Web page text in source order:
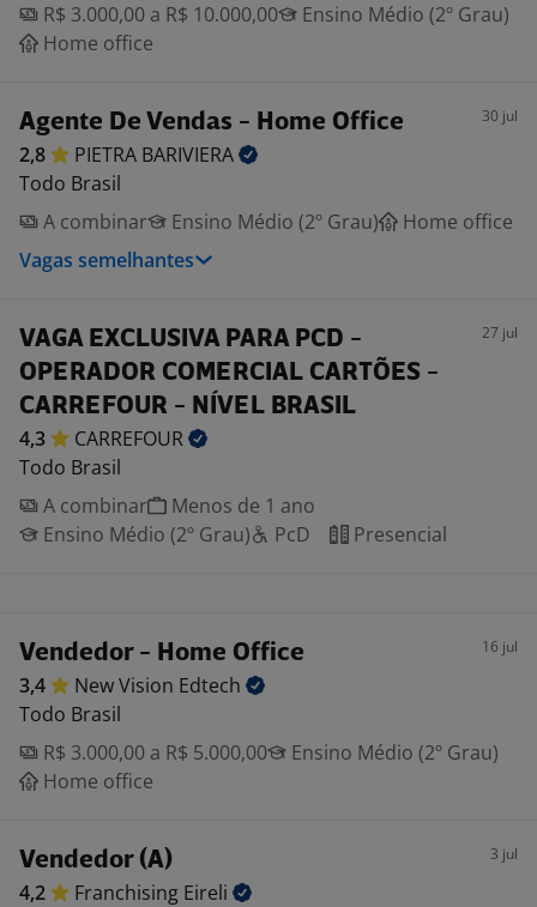
R$ 3.000,00 a R$ 10.000,00
Ensino Médio (2º Grau)
Home office
Agente De Vendas - Home Office 30 jul
2,8 PIETRA BARIVIERA
Todo Brasil
A combinar
Ensino Médio (2º Grau)
Home office
Vagas semelhantes
VAGA EXCLUSIVA PARA PCD -
OPERADOR COMERCIAL CARTÕES -
CARREFOUR - NÍVEL BRASIL
27 jul
4,3
CARREFOUR
Todo Brasil
A combinar
Menos de 1 ano
Ensino Médio (2º Grau)
PcD Presencial
Vendedor - Home Office 16 jul
3,4 New Vision Edtech
Todo Brasil
R$ 3.000,00 a R$ 5.000,00
Ensino Médio (2º Grau)
Home office
Vendedor (A) 3 jul
4,2 Franchising Eireli